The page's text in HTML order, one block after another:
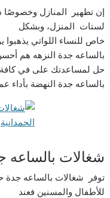
إن تطهير المنازل وخصوصًا
لستات المنزل، وبشكل
خاص للنساء اللواتي
بالساعه جدة النزهه هم
حل لمساعدتك على في كافة
بالساعه جدة النهضة بأداء
شغالات بالساعه
توفر شغالات بالساعه جدة
للأطفال والمسنين فعند